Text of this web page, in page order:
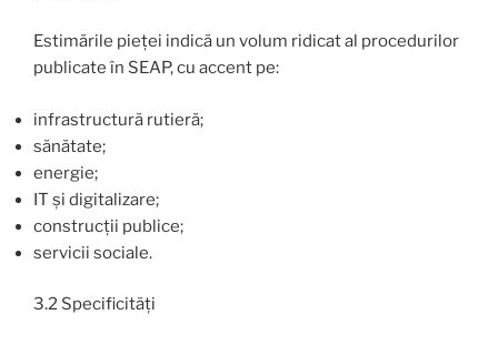
Estimările pieței indică un volum ridicat al procedurilor
publicate în SEAP, cu accent pe:
infrastructură rutieră;
sănătate;
energie;
IT și digitalizare;
construcții publice;
servicii sociale.
3.2 Specificități